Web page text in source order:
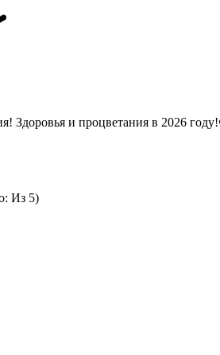
Здоровья и процветания в 2026
Из 5)